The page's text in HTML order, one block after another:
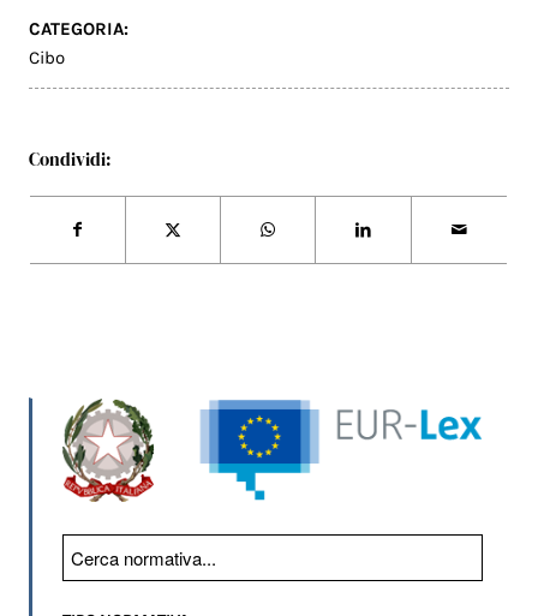
CATEGORIA:
Cibo
Condividi: